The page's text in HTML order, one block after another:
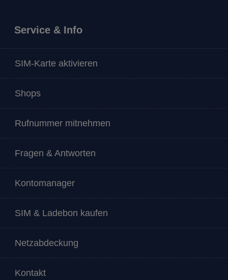
Service & Info
SIM-Karte aktivieren
Shops
Rufnummer mitnehmen
Fragen & Antworten
Kontomanager
SIM & Ladebon kaufen
Netzabdeckung
Kontakt